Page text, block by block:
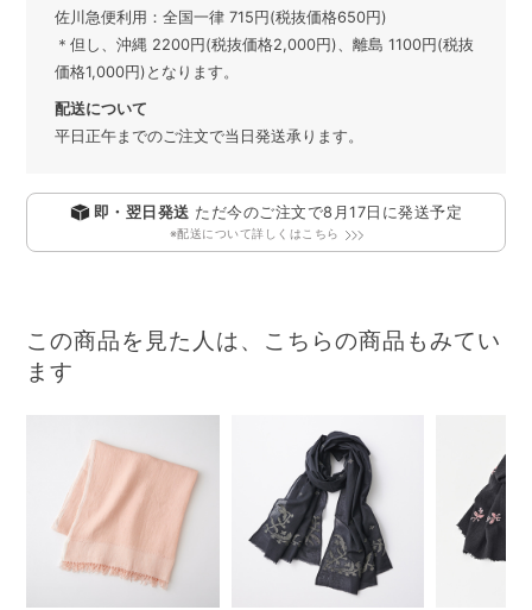
佐川急便利用：全国一律 715円(税抜価格650円)
＊但し、沖縄 2200円(税抜価格2,000円)、離島 1100円(税抜
価格1,000円)となります。
配送について
平日正午までのご注文で当日発送承ります。
即・翌日発送 ただ今のご注文で8月17日 に発送予定
※配送について詳しくはこちら
この商品を見た人は、こちらの商品もみてい
ます